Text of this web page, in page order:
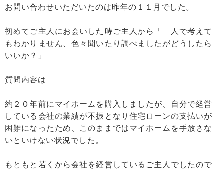
お問い合わせいただいたのは昨年の１１月でした。
初めてご主人にお会いした時ご主人から「一人で考えて
もわかりません、色々聞いたり調べましたがどうしたら
いいか？」
質問内容は
約２０年前にマイホームを購入しましたが、自分で経営
している会社の業績が不振となり住宅ローンの支払いが
困難になったため、このままではマイホームを手放さな
いといけない状況でした。
もともと若くから会社を経営しているご主人でしたので